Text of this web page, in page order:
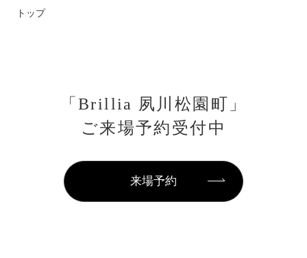
トップ
「Brillia 夙川松園町」
ご来場予約受付中
来場予約